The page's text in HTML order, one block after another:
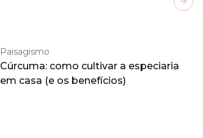
Paisagismo
Cúrcuma: como cultivar a especiaria
em casa (e os benefícios)